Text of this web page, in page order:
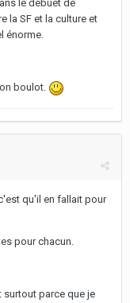
le débuèt de
la SF et la culture et
énorme.
boulot.
qu'il en fallait pour
pour chacun.
surtout parce que je